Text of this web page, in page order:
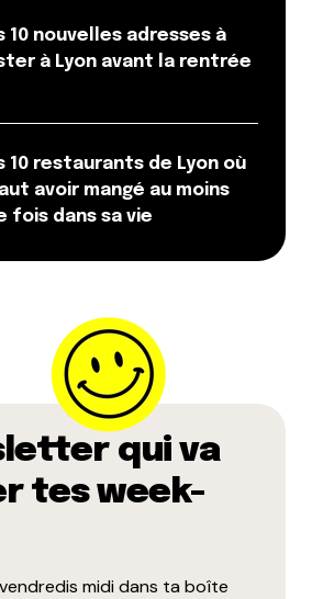
10 nouvelles adresses à
à Lyon avant la rentrée
10 restaurants de Lyon où
avoir mangé au moins
fois dans sa vie
qui va
tes week-
midi dans ta boîte